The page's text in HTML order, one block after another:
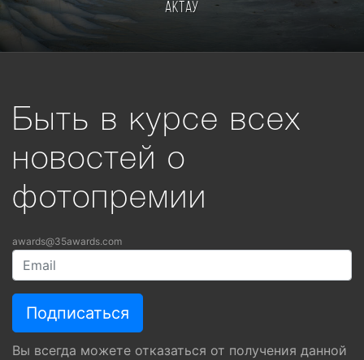
Актау
Быть в курсе всех
новостей о
фотопремии
awards@35awards.com
Вы всегда можете отказаться от получения данной